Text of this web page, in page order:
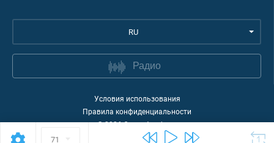
71
RU
Радио
Условия использования
Правила конфиденциальности
©2026Quran Academy